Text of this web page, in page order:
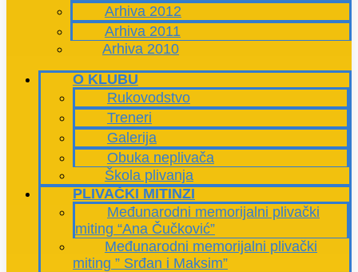
Arhiva 2012
Arhiva 2011
Arhiva 2010
O KLUBU
Rukovodstvo
Treneri
Galerija
Obuka neplivača
Škola plivanja
PLIVAČKI MITINZI
Međunarodni memorijalni plivački
miting “Ana Čučković”
Međunarodni memorijalni plivački
miting ” Srđan i Maksim”